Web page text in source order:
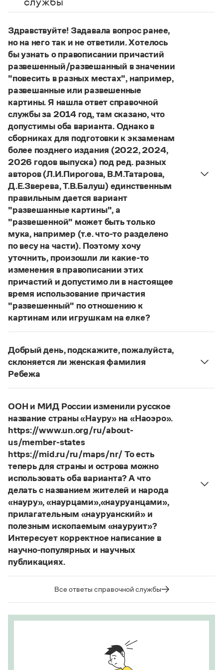
Словари русского языка как государственного
Справочники
Правила русской орфографии и пунктуации
Русский язык. Краткий теоретический курс
для школьников
Справочник по пунктуации
Словарь-справочник трудностей
Справочник по фразеологии
Азбучные истины
Словарь-справочник непростые слова
Все справочники портала
Журнал
Новости и события
Статьи
Монологи
Интервью
Лекции и подкасты
Рекомендуем
Учебник Грамоты
Скороговорки
Издательство
Словари
Научпоп
Учебники и справочники
Все книги
Управление в русском языке
Словарь русских имён
Словарь методических терминов
Правила русской орфографии и пунктуации
(1956)
Здравствуйте! Задавала вопрос ранее,
но на него так и не ответили. Хотелось
бы узнать о правописании причастий
развешенный/развешанный в значении
"повесить в разных местах", например,
развешанные или развешенные
картины. Я нашла ответ справочной
службы за 2014 год, там сказано, что
допустимы оба варианта. Однако в
сборниках для подготовки к экзаменам
более позднего издания (2022, 2024,
2026 годов выпуска) под ред. разных
авторов (Л.И.Пирогова, В.М.Татарова,
Д.Е.Зверева, Т.В.Балуш) единственным
правильным дается вариант
"развешанные картины", а
"развешенной" может быть только
мука, например (т.е. что-то разделено
по весу на части). Поэтому хочу
уточнить, произошли ли какие-то
изменения в правописании этих
причастий и допустимо ли в настоящее
время использование причастия
"развешенный" по отношению к
картинам или игрушкам на елке?
Нашответ2014 года по-прежнему актуален.
то игнорируют рекомендации нормативных
словарей русского языка, в которых указан глагол
развесить
развешенный) со значением «повесить в разных
местах (несколько, много предметов)». Ср.:
Я знаю, что на стенах своей квартиры вы
развесили разные географические карты
(И. С. Тургенев. Бретер). И эти карты, безусловно,
развешены.
Страница ответа
Добрый день, подскажите, пожалуйста,
склоняется ли женская фамилия
Ребежа
ФамилияРебежасклоняется (и мужская,
Страница ответа
ООН и МИД России изменили русское
название страны «Науру» на «Наоэро».
https://www.un.org/ru/about-
us/member-states
https://mid.ru/ru/maps/nr/ То есть
теперь для страны и острова можно
использовать оба варианта? А что
делать с названием жителей и народа
«науру», «наурцами»,«науруанцами»,
прилагательным «науруанский» и
полезным ископаемым «науруит»?
Интересует корректное написание в
научно-популярных и научных
публикациях.
Изменение касается только официального
названия государства. Все остальные слова,
быть использованы в любых текстах. Здесь
на скользкую дорожку, уводящую в бездну
острейших дискуссий), что в русском языке
Все ответы справочной службы